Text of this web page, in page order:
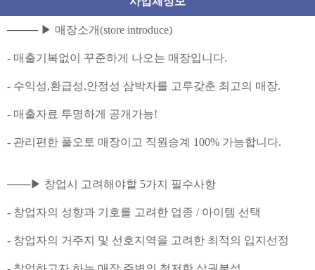
──── ▶ 매장소개(store introduce)
- 매출기복없이 꾸준하게 나오는 매장입니다.
- 수익성,환급성,안정성 삼박자를 고루갖춘 최고의 매장.
- 매출자료 투명하게 공개가능!
- 관리편한 풀오토 매장이고 직원승계 100% 가능합니다.
───▶ 창업시 고려해야할 5가지 필수사항
- 창업자의 성향과 기호를 고려한 업종 / 아이템 선택
- 창업자의 거주지 및 선호지역을 고려한 최적의 입지선정